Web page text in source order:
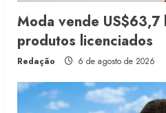
Moda vende US$63,7
produtos licenciados
Redação 6 de agosto de 2026